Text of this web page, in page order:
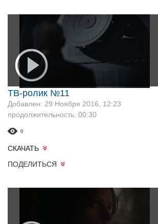
ТВ-ролик №11
Добавлен: 29 Ноября 2016, 12:23
продолжительность: 00:30
0
СКАЧАТЬ
ПОДЕЛИТЬСЯ